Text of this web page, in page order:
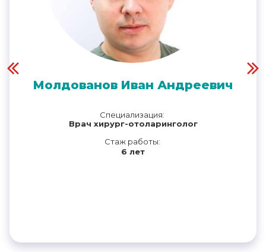
Молдованов Иван Андреевич
Специализация:
Врач хирург-отоларинголог
Стаж работы:
6 лет